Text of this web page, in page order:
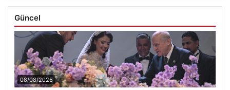
Güncel
08/08/2026